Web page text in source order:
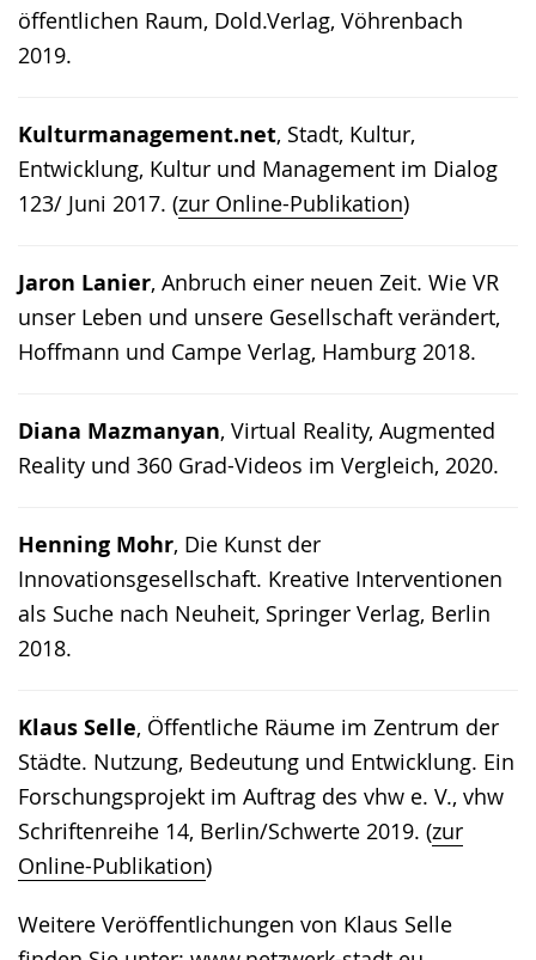
öffentlichen Raum, Dold.Verlag, Vöhrenbach
2019.
Kulturmanagement.net, Stadt, Kultur,
Entwicklung, Kultur und Management im Dialog
123/ Juni 2017. (zur Online-Publikation)
Jaron Lanier, Anbruch einer neuen Zeit. Wie VR
unser Leben und unsere Gesellschaft verändert,
Hoffmann und Campe Verlag, Hamburg 2018.
Diana Mazmanyan, Virtual Reality, Augmented
Reality und 360 Grad-Videos im Vergleich, 2020.
Henning Mohr, Die Kunst der
Innovationsgesellschaft. Kreative Interventionen
als Suche nach Neuheit, Springer Verlag, Berlin
2018.
Klaus Selle, Öffentliche Räume im Zentrum der
Städte. Nutzung, Bedeutung und Entwicklung. Ein
Forschungsprojekt im Auftrag des vhw e. V., vhw
Schriftenreihe 14, Berlin/Schwerte 2019. (zur
Online-Publikation)
Weitere Veröffentlichungen von Klaus Selle